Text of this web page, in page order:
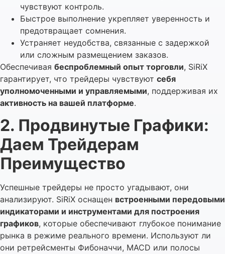
чувствуют контроль.
Быстрое выполнение укрепляет уверенность и
предотвращает сомнения.
Устраняет неудобства, связанные с задержкой
или сложным размещением заказов.
Обеспечивая беспроблемный опыт торговли, SiRiX
гарантирует, что трейдеры чувствуют себя
уполномоченными и управляемыми, поддерживая их
активность на вашей платформе.
2. Продвинутые Графики:
Даем Трейдерам
Преимущество
Успешные трейдеры не просто угадывают, они
анализируют. SiRiX оснащен встроенными передовыми
индикаторами и инструментами для построения
графиков, которые обеспечивают глубокое понимание
рынка в режиме реального времени. Используют ли
они ретрейсменты Фибоначчи, MACD или полосы